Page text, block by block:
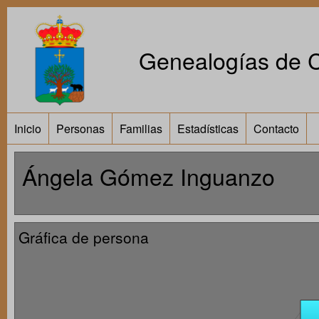
Genealogías de
Inicio Personas Familias Estadísticas Contacto
Ángela Gómez Inguanzo
Gráfica de persona